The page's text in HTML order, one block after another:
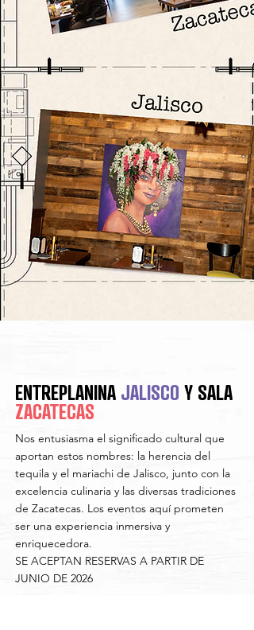
ENTREPLANINA JALISCO Y SALA
ZACATECAS
Nos entusiasma el significado cultural que
aportan estos nombres: la herencia del
tequila y el mariachi de Jalisco, junto con la
excelencia culinaria y las diversas tradiciones
de Zacatecas. Los eventos aquí prometen
ser una experiencia inmersiva y
enriquecedora.
SE ACEPTAN RESERVAS A PARTIR DE
JUNIO DE 2026